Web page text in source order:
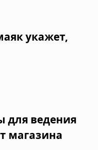
укажет,
для ведения
магазина